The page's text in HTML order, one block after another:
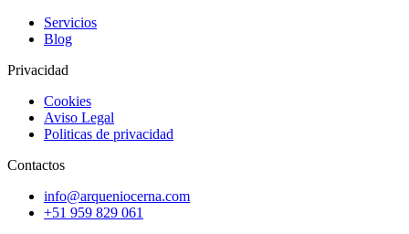
Servicios
Blog
Privacidad
Cookies
Aviso Legal
Politicas de privacidad
Contactos
info@arqueniocerna.com
+51 959 829 061